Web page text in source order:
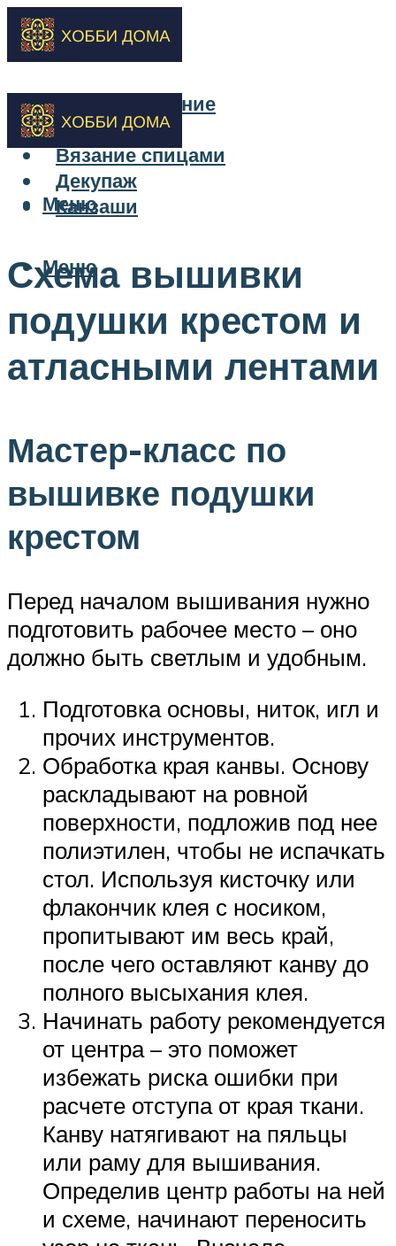
Бисероплетение
Вышивка
Вязание спицами
Декупаж
Канзаши
Меню
Меню
Схема вышивки
подушки крестом и
атласными лентами
Мастер-класс по
вышивке подушки
крестом
Перед началом вышивания нужно
подготовить рабочее место – оно
должно быть светлым и удобным.
Подготовка основы, ниток, игл и
прочих инструментов.
Обработка края канвы. Основу
раскладывают на ровной
поверхности, подложив под нее
полиэтилен, чтобы не испачкать
стол. Используя кисточку или
флакончик клея с носиком,
пропитывают им весь край,
после чего оставляют канву до
полного высыхания клея.
Начинать работу рекомендуется
от центра – это поможет
избежать риска ошибки при
расчете отступа от края ткани.
Канву натягивают на пяльцы
или раму для вышивания.
Определив центр работы на ней
и схеме, начинают переносить